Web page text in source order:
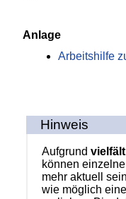
Anlage
Arbeitshilfe
Hinweis
Aufgrund
können
mehr aktuell
wie möglich